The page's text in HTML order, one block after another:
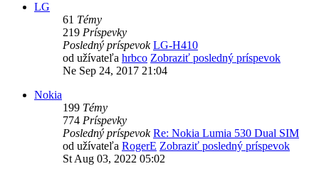
LG
61 Témy
219 Príspevky
Posledný príspevok LG-H410
od užívateľa hrbco Zobraziť posledný príspevok
Ne Sep 24, 2017 21:04
Nokia
199 Témy
774 Príspevky
Posledný príspevok Re: Nokia Lumia 530 Dual SIM
od užívateľa RogerE Zobraziť posledný príspevok
St Aug 03, 2022 05:02